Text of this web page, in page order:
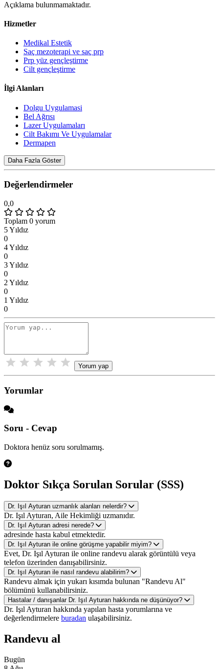
Açıklama bulunmamaktadır.
Hizmetler
Medikal Estetik
Saç mezoterapi ve saç prp
Prp yüz gençleştirme
Cilt gençleştirme
İlgi Alanları
Dolgu Uygulamasi
Bel Ağrısı
Lazer Uygulamaları
Cilt Bakımı Ve Uygulamalar
Dermapen
Daha Fazla Göster
Değerlendirmeler
0,0
Toplam 0 yorum
5 Yıldız
0
4 Yıldız
0
3 Yıldız
0
2 Yıldız
0
1 Yıldız
0
Yorum yap
Yorumlar
Soru - Cevap
Doktora henüz soru sorulmamış.
Doktor Sıkça Sorulan Sorular (SSS)
Dr. Işıl Ayturan uzmanlık alanları nelerdir?
Dr. Işıl Ayturan, Aile Hekimliği uzmanıdır.
Dr. Işıl Ayturan adresi nerede?
adresinde hasta kabul etmektedir.
Dr. Işıl Ayturan ile online görüşme yapabilir miyim?
Evet, Dr. Işıl Ayturan ile online randevu alarak görüntülü veya
telefon üzerinden danışabilirsiniz.
Dr. Işıl Ayturan ile nasıl randevu alabilirim?
Randevu almak için yukarı kısımda bulunan "Randevu Al"
bölümünü kullanabilirsiniz.
Hastalar / danışanlar Dr. Işıl Ayturan hakkında ne düşünüyor?
Dr. Işıl Ayturan hakkında yapılan hasta yorumlarına ve
değerlendirmelere buradan ulaşabilirsiniz.
Randevu al
Bugün